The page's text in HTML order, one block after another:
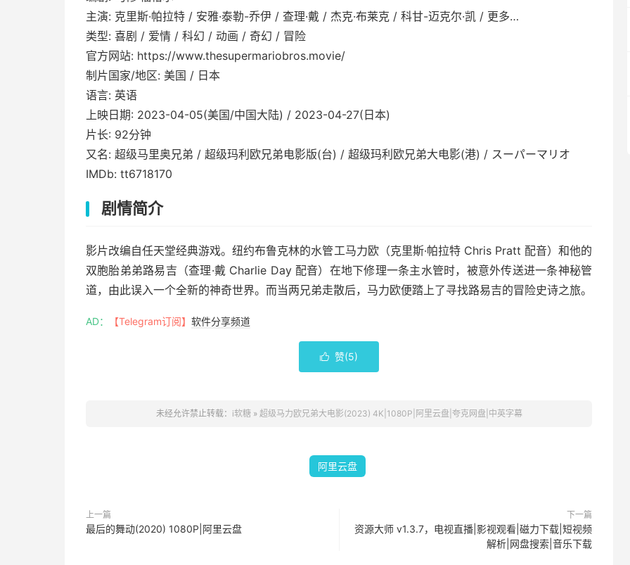
主演: 克里斯·帕拉特 / 安雅·泰勒-乔伊 / 查理·戴 / 杰克·布莱克 / 科甘-迈克尔·凯 / 更多…
类型: 喜剧 / 爱情 / 科幻 / 动画 / 奇幻 / 冒险
官方网站: https://www.thesupermariobros.movie/
制片国家/地区: 美国 / 日本
语言: 英语
上映日期: 2023-04-05(美国/中国大陆) / 2023-04-27(日本)
片长: 92分钟
又名: 超级马里奥兄弟 / 超级玛利欧兄弟电影版(台) / 超级玛利欧兄弟大电影(港) / スーパーマリオ
IMDb: tt6718170
剧情简介
影片改编自任天堂经典游戏。纽约布鲁克林的水管工马力欧（克里斯·帕拉特 Chris Pratt 配音）和他的
双胞胎弟弟路易吉（查理·戴 Charlie Day 配音）在地下修理一条主水管时，被意外传送进一条神秘管
道，由此误入一个全新的神奇世界。而当两兄弟走散后，马力欧便踏上了寻找路易吉的冒险史诗之旅。
AD： 【Telegram订阅】 软件分享频道
 赞(5)
未经允许禁止转载： i软糖» 超级马力欧兄弟大电影(2023) 4K|1080P|阿里云盘|夸克网盘|中英字幕
阿里云盘
上一篇
最后的舞动(2020) 1080P|阿里云盘
下一篇
资源大师 v1.3.7，电视直播|影视观看|磁力下载|短视频
解析|网盘搜索|音乐下载